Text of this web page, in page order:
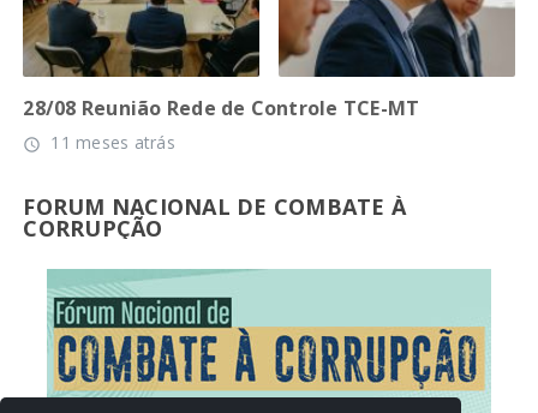
28/08 Reunião Rede de Controle TCE-MT
access_time 11 meses atrás
FORUM NACIONAL DE COMBATE À
CORRUPÇÃO